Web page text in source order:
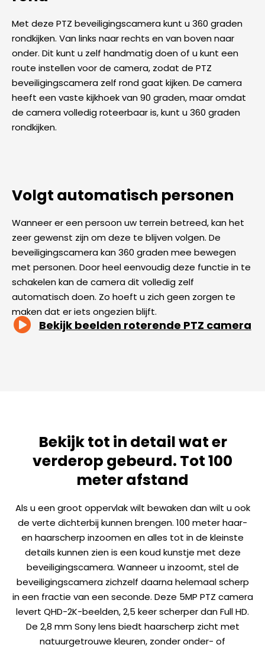
Met deze PTZ beveiligingscamera kunt u 360 graden
rondkijken. Van links naar rechts en van boven naar
onder. Dit kunt u zelf handmatig doen of u kunt een
route instellen voor de camera, zodat de PTZ
beveiligingscamera zelf rond gaat kijken. De camera
heeft een vaste kijkhoek van 90 graden, maar omdat
de camera volledig roteerbaar is, kunt u 360 graden
rondkijken.
Volgt automatisch personen
Wanneer er een persoon uw terrein betreed, kan het
zeer gewenst zijn om deze te blijven volgen. De
beveiligingscamera kan 360 graden mee bewegen
met personen. Door heel eenvoudig deze functie in te
schakelen kan de camera dit volledig zelf
automatisch doen. Zo hoeft u zich geen zorgen te
maken dat er iets ongezien blijft.
Bekijk beelden roterende PTZ camera
Bekijk tot in detail wat er
verderop gebeurd. Tot 100
meter afstand
Als u een groot oppervlak wilt bewaken dan wilt u ook
de verte dichterbij kunnen brengen. 100 meter haar-
en haarscherp inzoomen en alles tot in de kleinste
details kunnen zien is een koud kunstje met deze
beveiligingscamera. Wanneer u inzoomt, stel de
beveiligingscamera zichzelf daarna helemaal scherp
in een fractie van een seconde. Deze 5MP PTZ camera
levert QHD-2K-beelden, 2,5 keer scherper dan Full HD.
De 2,8 mm Sony lens biedt haarscherp zicht met
natuurgetrouwe kleuren, zonder onder- of